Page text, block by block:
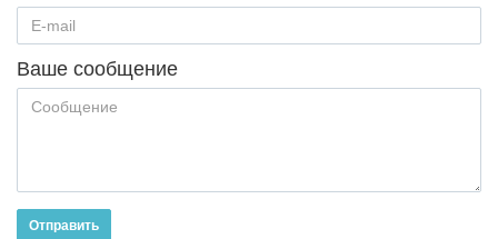
Ваше сообщение
Отправить